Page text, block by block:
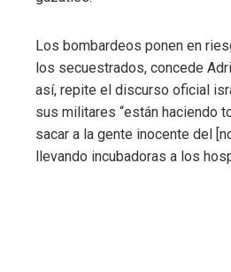
Los bombardeos ponen en
los secuestrados, concede
así, repite el discurso oficial
sus militares “están haciendo
sacar a la gente inocente del
llevando incubadoras a los